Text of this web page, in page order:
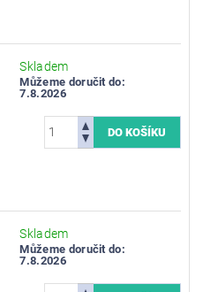
Skladem
Můžeme doručit do:
7.8.2026
Skladem
Můžeme doručit do:
7.8.2026